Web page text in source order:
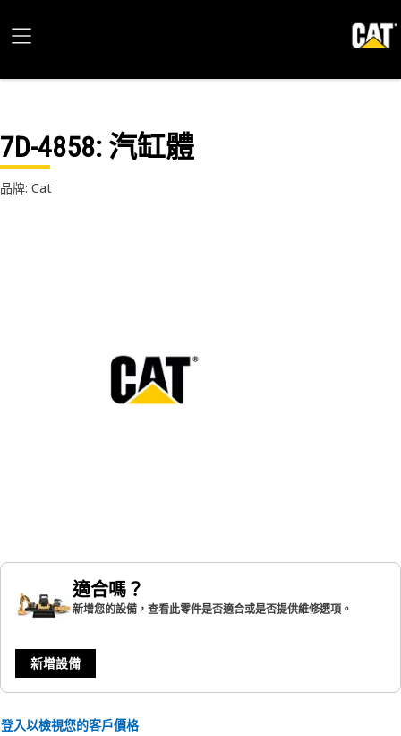
7D-4858: 汽缸體
品牌: Cat
適合嗎？
新增您的設備，查看此零件是否適合或是否提供維修選項。
新增設備
登入以檢視您的客戶價格